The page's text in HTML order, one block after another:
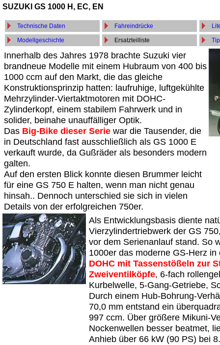
SUZUKI GS 1000 H, EC, EN
Technische Daten Fahreindrücke
Modellgeschichte Ersatzteilliste
Innerhalb des Jahres 1978 brachte Suzuki vier
brandneue Modelle mit einem Hubraum von 400 bis
1000 ccm auf den Markt, die das gleiche
Konstruktionsprinzip hatten: laufruhige, luftgekühlte
Mehrzylinder-Viertaktmotoren mit DOHC-
Zylinderkopf, einem stabilem Fahrwerk und in
solider, beinahe unauffälliger Optik.
Das Big-Bike dieser Serie war die Tausender, die
in Deutschland fast ausschließlich als GS 1000 E
verkauft wurde, da Gußräder als besonders modern
galten.
Auf den ersten Blick konnte diesen Brummer leicht
für eine GS 750 E halten, wenn man nicht genau
hinsah.. Dennoch unterschied sie sich in vielen
Details von der erfolgreichen 750er.
Als Entwicklungsbasis diente
Vierzylindertriebwerk der GS
vor dem Serienanlauf stand. So
1000er das moderne GS-Herz
DOHC mit Tassenstößeln zur
Zweiventilköpfe, 6-fach
Kurbelwelle, 5-Gang-Getriebe,
Durch einem Hub-Bohrung-
70,0 mm entstand ein
997 ccm. Über größere Mikuni-
Nockenwellen besser beatmet,
Anhieb über 66 kW (90 PS) bei